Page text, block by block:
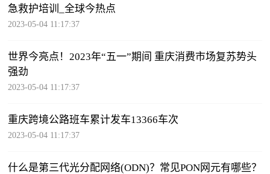
急救护培训_全球今热点
2023-05-04 11:17:37
世界今亮点！2023年“五一”期间 重庆消费市场复苏势头
强劲
2023-05-04 11:17:37
重庆跨境公路班车累计发车13366车次
2023-05-04 11:17:37
什么是第三代光分配网络(ODN)？常见PON网元有哪些？